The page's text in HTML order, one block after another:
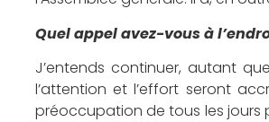
Quel appel avez-vous à
J’entends continuer, autant
l’attention et l’effort seront
préoccupation de tous les